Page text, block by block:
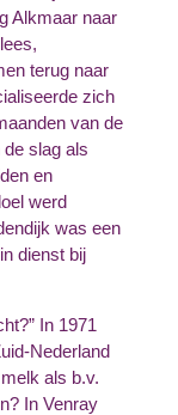
Alkmaar naar
terug naar
zich
van de
de slag als
en
werd
was een
dienst bij
In 1971
Nederland
als b.v.
In Venray